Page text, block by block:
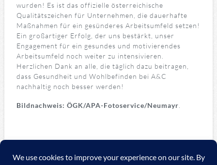
wurden! Es ist das offizielle österreichische
Qualitätszeichen für Unternehmen, die dauerhafte
Maßnahmen für ein gesünderes Arbeitsumfeld setzen!
Ein großartiger Erfolg, der uns bestärkt, unser
Engagement für ein gesundes und motivierendes
Arbeitsumfeld noch weiter zu intensivieren.
Herzlichen Dank an alle, die täglich dazu beitragen,
dass Gesundheit und Wohlbefinden bei A&C
nachhaltig noch besser werden!
Bildnachweis: ÖGK/APA-Fotoservice/Neumayr.